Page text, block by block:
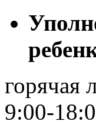
горячая
9:00-